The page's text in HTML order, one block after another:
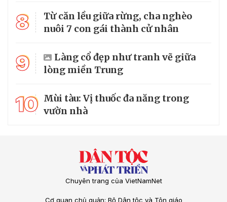
8
Từ căn lều giữa rừng, cha nghèo
nuôi 7 con gái thành cử nhân
9
Làng cổ đẹp như tranh vẽ giữa
lòng miền Trung
10 Mùi tàu: Vị thuốc đa năng trong
vườn nhà
Chuyên trang của VietNamNet
Cơ quan chủ quản: Bộ Dân tộc và Tôn giáo